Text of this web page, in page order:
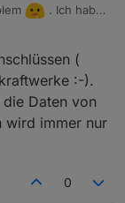
. Ich hab
die Anzahl der
es die
- was ich aber
Instanz. (BTW:
(
:-).
Daten von
wird immer nur
0